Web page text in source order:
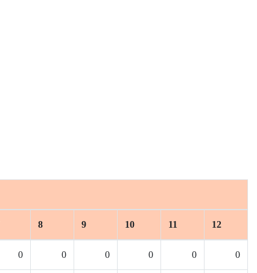
8 9 10 11 12
0 0 0 0 0 0